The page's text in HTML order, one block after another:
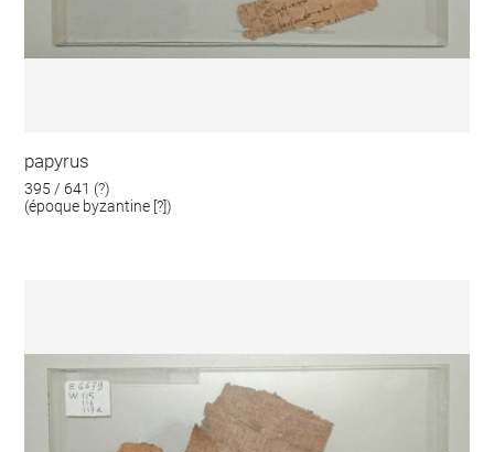
papyrus
395 / 641 (?)
(époque byzantine [?])